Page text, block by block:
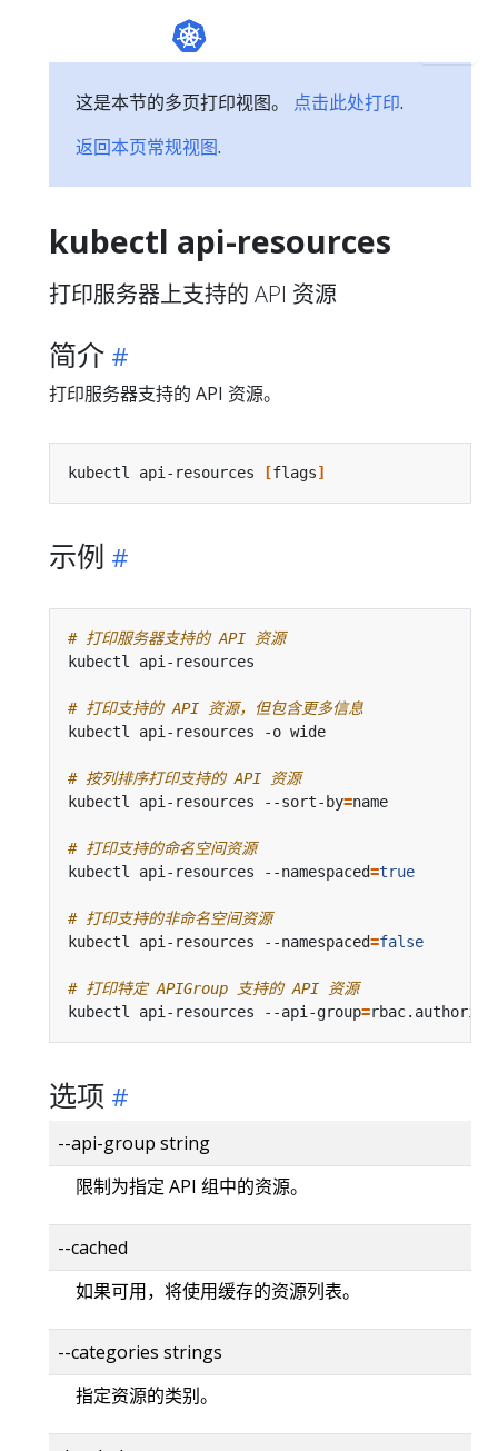
这是本节的多页打印视图。 点击此处打印.
返回本页常规视图.
kubectl api-resources
打印服务器上支持的 API 资源
简介
打印服务器支持的 API 资源。
kubectl api-resources [flags]
示例
# 打印服务器支持的 API 资源
# 打印支持的 API 资源，但包含更多信息
# 按列排序打印支持的 API 资源
kubectl api-resources --sort-by=
# 打印支持的命名空间资源
kubectl api-resources --namespaced=true
# 打印支持的非命名空间资源
kubectl api-resources --namespaced=false
# 打印特定 APIGroup 支持的 API 资源
kubectl api-resources --api-group=
选项
--api-group string
限制为指定 API 组中的资源。
--cached
如果可用，将使用缓存的资源列表。
--categories strings
指定资源的类别。